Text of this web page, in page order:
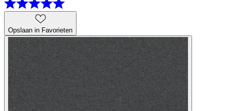
Opslaan in Favorieten